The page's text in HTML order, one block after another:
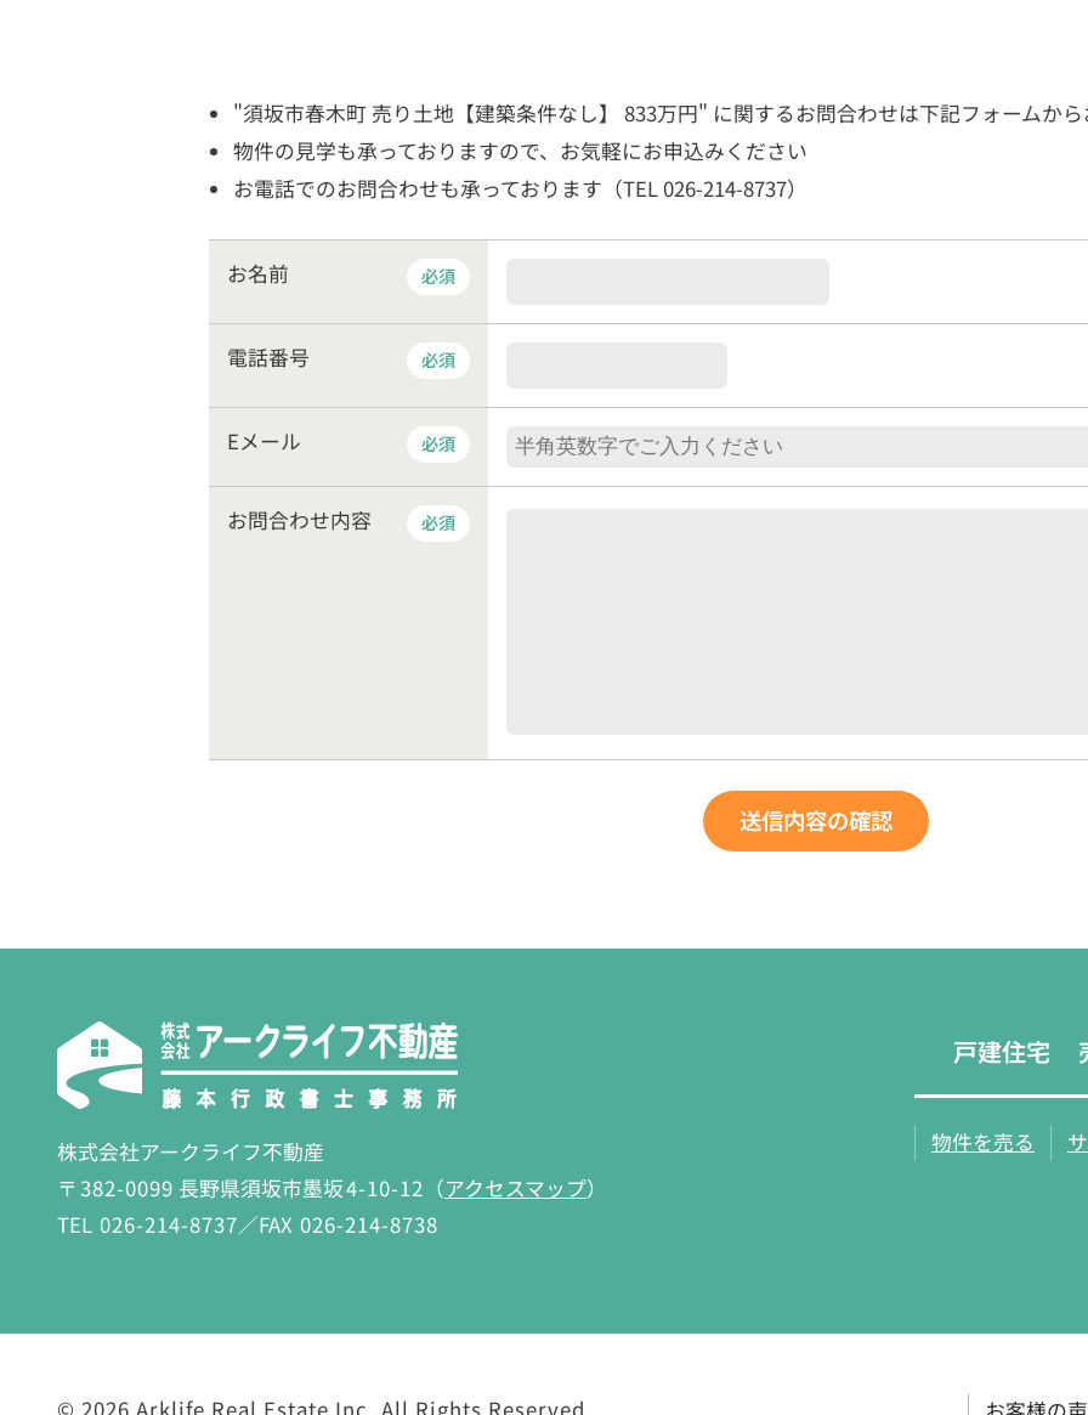
"須坂市春木町 売り土地【建築条件なし】 833万円" に関するお問合わせは下記フォームか
物件の見学も承っておりますので、お気軽にお申込みください
お電話でのお問合わせも承っております（TEL 026-214-8737）
お名前 必須
電話番号 必須
Eメール 必須
お問合わせ内容 必須
株式会社アークライフ不動産
〒 382-0099 長野県須坂市墨坂4-10-12 （アクセスマップ）
TEL 026-214-8737／FAX 026-214-8738
戸建住宅
物件を売る
© 2026 Arklife Real Estate Inc. All Rights Reserved.